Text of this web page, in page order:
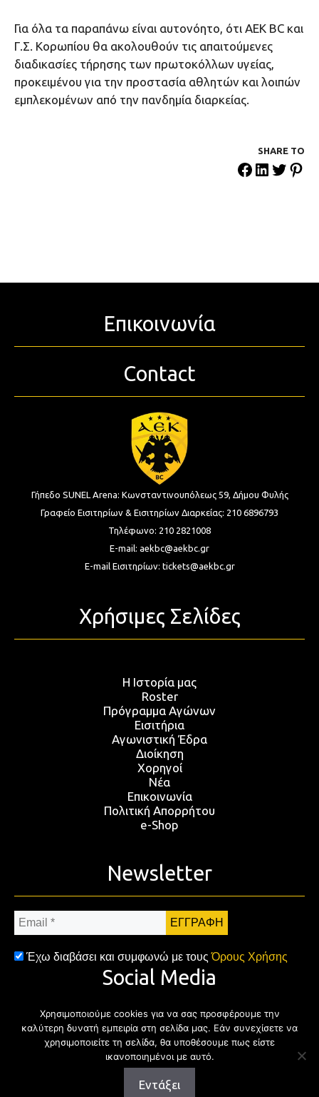
Για όλα τα παραπάνω είναι αυτονόητο, ότι ΑΕΚ BC και
Γ.Σ. Κορωπίου θα ακολουθούν τις απαιτούμενες
διαδικασίες τήρησης των πρωτοκόλλων υγείας,
προκειμένου για την προστασία αθλητών και λοιπών
εμπλεκομένων από την πανδημία διαρκείας.
SHARE ΤΟ
Επικοινωνία
Contact
Γήπεδο SUNEL Arena: Κωνσταντινουπόλεως 59, Δήμου Φυλής
Γραφείο Εισιτηρίων & Εισιτηρίων Διαρκείας: 210 6896793
Τηλέφωνο: 210 2821008
E-mail: aekbc@aekbc.gr
E-mail Εισιτηρίων: tickets@aekbc.gr
Χρήσιμες Σελίδες
Η Ιστορία μας
Roster
Πρόγραμμα Αγώνων
Εισιτήρια
Αγωνιστική Έδρα
Διοίκηση
Χορηγοί
Νέα
Επικοινωνία
Πολιτική Απορρήτου
e-Shop
Newsletter
Email
*
Έχω διαβάσει και συμφωνώ με τουςΌρους Χρήσης
Social Media
FacebookTwitter Instagram
Copyright © 2026 | All rights reserved
Χρησιμοποιούμε cookies για να σας προσφέρουμε την
καλύτερη δυνατή εμπειρία στη σελίδα μας. Εάν συνεχίσετε να
χρησιμοποιείτε τη σελίδα, θα υποθέσουμε πως είστε
ικανοποιημένοι με αυτό.
Εντάξει